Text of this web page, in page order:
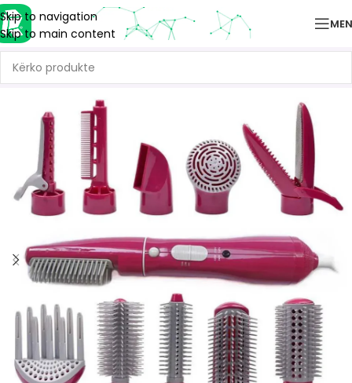
Skip to navigation
Skip to main content